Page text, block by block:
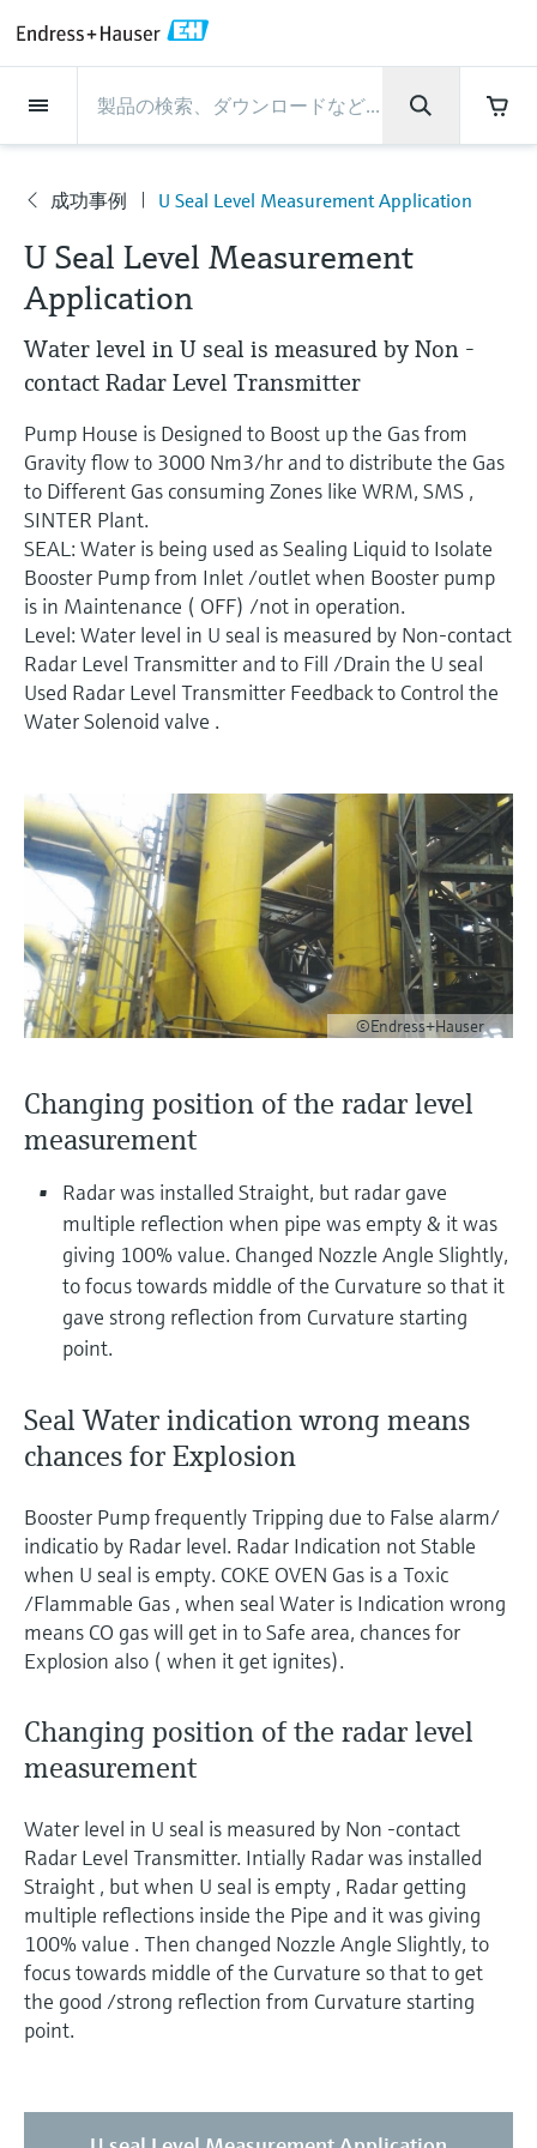
製品
流量計
レベル計・レベルスイッチ
温度計
圧力 / 差圧伝送器
記録計・システム製品
化学成分の光学式分析
Netilion IIoT
ソフトウェア
製品ツール
製品ファインダ
製品の特性から、製品を検索できます。
製品選定ツール『Applicator』
用途に応じて製品を検索・選定・構成
Device Viewer（デバイス ビューワ
機器固有の情報とドキュメント（取扱説明
書、技術仕様書、後継製品、スペアパー
ツ）を見つける
スペアパーツの検索
製品ルート、注文コード、またはシリアル
番号から予備部品を検索
流量計
電磁流量計
コリオリ質量流量計
渦流量計
熱式質量流量計
差圧流量測定
製品一覧
レベル計・レベルスイッ
レーダーレベル計
音叉式レベルスイッチ
ガイドレーダーレベル計
超音波式レベル計
静電容量式レベル計
静圧レベル測定
導電率式レベル計
フロート式レベルスイッチ
パドル式レベルスイッチ
サーボ式レベル計
機械式レベル計
マイクロ波バリアレベル測定
製品一覧
水質分析
pHセンサおよび変換器
Conductivity sensors & transmitters
塩素センサ & 変換器
溶存酸素センサおよび変換器
実験器具
自動ウォーターサンプラ
TOC, COD & SAC アナライザ
ORP（酸化 還元 電位）センサお
汚泥界面センサおよび変換器
栄養塩測定用アナライザ & センサ
金属測定用アナライザ
プロセスフォトメータ
Memosens technology
温度計
温度伝送器
産業用温度計
高温用温度計
サニタリ温度計
一体型温度計
温度スイッチ
表面温度計
ケーブル付プローブ
製品一覧
圧力 / 差圧伝送器
絶対圧およびゲージ圧測定
差圧測定
記録計・システム製品
データマネージャ＆データロガー
プロセス表示器およびコントロー
ルユニット
電源およびバリア
ワイヤレスHART ソリューション
ゲートウェイ & モデム
ハンドヘルドコミュニケータ
Energy managers & application
managers
サージアレスタ
化学成分の光学式分析
TDLASとQF分析装置
ラマン分光システム
粒子計測機器
デジタルアナライザソリューショ
ン
プロセスガスアナライザ
大気質計測機器
煙検出器
overheight detectors（車両の高さ
超過検出器）
製品一覧
Netilion IIoT
Netilion Value
Netilion Health
Netilionライブラリ
Netilion Inventory
Netilion Connect
Netilion Device Viewer
Netilion Water
計装サービス
エンジニアリングサービス
サポートサービスおよび教育サー
ビス
計測器のメンテナンス
パフォーマンス最適化サービス
View all
エンジニアリングサービ
計器新規調整
産業プロジェクト管理サービス
サポートサービスおよび
計測器サポート
スマートサポートコネクト
プロセス計装トレーニング講座
計測器のメンテナンス
検証サービス
現地校正サービス
計測機器の修理
パフォーマンス最適化サー
測定性能分析
校正周期の最適化
ダイナミックインストールベース
インダストリー
食品 & 飲料産業
水処理・排水処理
ライフサイエンス
化学産業：サステナブルな成功の
パートナー
電力とエネルギー産業
鉱業、鉄鋼産業：持続可能な未来
を引き出す
ユーティリティ - 蒸気ソリューシ
すべての業界の注目
産業市場向けの持続可能性ソリュ
ーション
プロセス産業を変革するデジタル
の力
意思決定に活用できるプロセスの
見える化で実現するオペレーショ
サポート
カスタマーサポート
に必要な情報を一括提供
ダウンロード
取扱説明書、カタログ、ソフトウェア、ビ
デオ、認定書、その他さまざまなドキュメ
ントの検索、ダウンロードが可能です。
学ぶ
ラーニングセンター
Endress+Hauserのラーニングプラットフォ
ームなら、場所を問わず、最新技術を効率
的に学べます。豊富なコースとリソース
で、あなたのスキルアップを力強くサポー
トします。
イベント & トレーニング
研修、セミナー、展示会、サミット、オン
ラインセミナーなど、さまざまなイベント
からお選びください。
会社情報
Endress+Hauserについて
プロダクトセンターの役割
導入事例
ニュース＆ストーリー
イベント & トレーニング
キャリア
Endress+Hauserについて
会社概要
エンドレスハウザー ジャパン
グループ経営陣
沿革
企業文化と価値感
サステナビリティ
関連会社
プロダクトセンターの役
Endress+Hauser Level+Pressure
Endress+Hauser Flow
Endress+Hauser Liquid Analysis
Temperature+System Products
Endress+Hauser Digital Solutions
Endress+Hauser Optical Analysis
Endress+Hauser SICK
ケイパビリティ
プロセスの安全性
サイバーセキュリティ
ーション
My Endress+Hauser
B2B インテグレーション
ニュース＆ストーリー
ニュース＆ストーリー概要
すべての記事
クイックファクト
メディア素材
プレスイベント
イベント & トレーニング
トレーニング
セミナー
オンラインセミナー
サミット
ネットワーキング
イベント & トレーニング ファイ
ンダ
キャリア
募集中の職種を見る
Endress+Hauserで働く
その他の採用情報
Job opportunities with Innovative
Sensor Technology IST AG
Job opportunities at
Endress+Hauser SICK
社
情
報
成功事例 U Seal Level Measurement Application
U Seal Level Measurement
Application
Water level in U seal is measured by Non -
contact Radar Level Transmitter
Pump House is Designed to Boost up the Gas from
Gravity flow to 3000 Nm3/hr and to distribute the Gas
to Different Gas consuming Zones like WRM, SMS ,
SINTER Plant.
SEAL: Water is being used as Sealing Liquid to Isolate
Booster Pump from Inlet /outlet when Booster pump
is in Maintenance ( OFF) /not in operation.
Level: Water level in U seal is measured by Non-contact
Radar Level Transmitter and to Fill /Drain the U seal
Used Radar Level Transmitter Feedback to Control the
Water Solenoid valve .
©Endress+Hauser
Changing position of the radar level
measurement
Radar was installed Straight, but radar gave
multiple reflection when pipe was empty & it was
giving 100% value. Changed Nozzle Angle Slightly,
to focus towards middle of the Curvature so that it
gave strong reflection from Curvature starting
point.
Seal Water indication wrong means
chances for Explosion
Booster Pump frequently Tripping due to False alarm/
indicatio by Radar level. Radar Indication not Stable
when U seal is empty. COKE OVEN Gas is a Toxic
/Flammable Gas , when seal Water is Indication wrong
means CO gas will get in to Safe area, chances for
Explosion also ( when it get ignites).
Changing position of the radar level
measurement
Water level in U seal is measured by Non -contact
Radar Level Transmitter. Intially Radar was installed
Straight , but when U seal is empty , Radar getting
multiple reflections inside the Pipe and it was giving
100% value . Then changed Nozzle Angle Slightly, to
focus towards middle of the Curvature so that to get
the good /strong reflection from Curvature starting
point.